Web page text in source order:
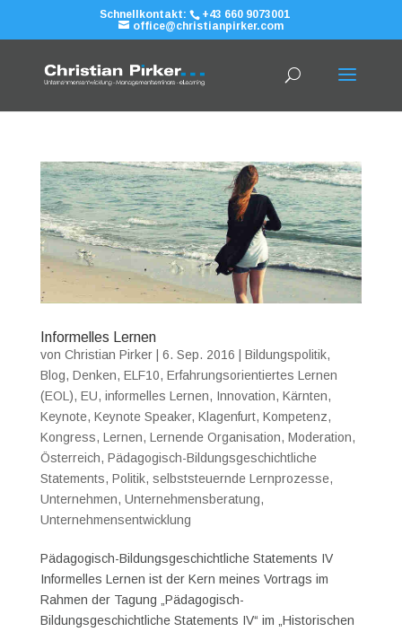
Schnellkontakt:
+43 660 9073001
office@christianpirker.com
Informelles Lernen
von Christian Pirker| 6. Sep. 2016 Bildungspolitik,
Blog, Denken, ELF10, Erfahrungsorientiertes Lernen
(EOL), EU, informelles Lernen, Innovation, Kärnten,
Keynote, Keynote Speaker, Klagenfurt, Kompetenz,
Kongress, Lernen, Lernende Organisation, Moderation,
Österreich, Pädagogisch-Bildungsgeschichtliche
Statements, Politik, selbststeuernde Lernprozesse,
Unternehmen, Unternehmensberatung,
Unternehmensentwicklung
Pädagogisch-Bildungsgeschichtliche Statements IV
Informelles Lernen ist der Kern meines Vortrags im
Rahmen der Tagung „Pädagogisch-
Bildungsgeschichtliche Statements IV“ im „Historischen